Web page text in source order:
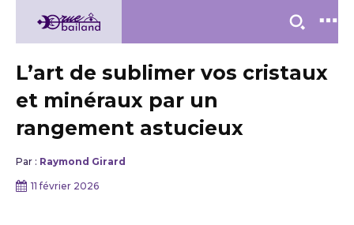
L’art de sublimer vos cristaux
et minéraux par un
rangement astucieux
Par : Raymond Girard
11 février 2026